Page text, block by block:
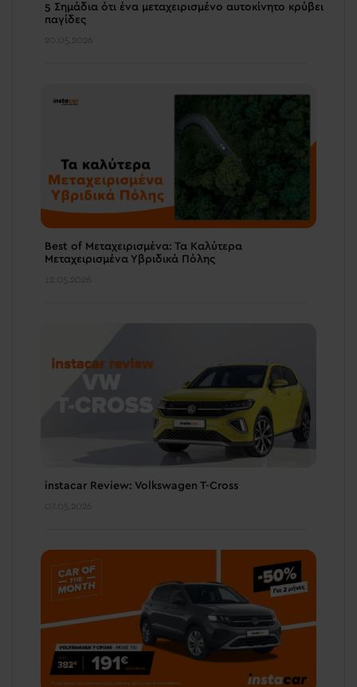
5 Σημάδια ότι ένα μεταχειρισμένο αυτοκίνητο κρύβει
παγίδες
20.05.2026
Best of Μεταχειρισμένα: Τα Καλύτερα
Μεταχειρισμένα Υβριδικά Πόλης
12.05.2026
instacar Review: Volkswagen T-Cross
07.05.2026